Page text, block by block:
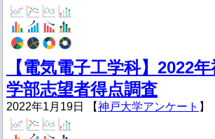
【電気電子工学科】2022
学部志望者得点調査
2022年1月19日 【神戸大学アンケート 】